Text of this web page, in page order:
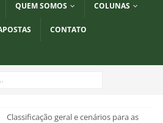
QUEM SOMOS COLUNAS
CONTATO
Classificação geral e cenários para as